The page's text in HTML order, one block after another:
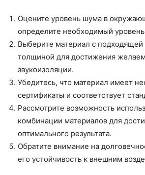
Оцените уровень шума в
определите необходимый уровень
Выберите материал с подходящей
толщиной для достижения
звукоизоляции.
Убедитесь, что материал имеет
сертификаты и соответствует
Рассмотрите возможность
комбинации материалов для
оптимального результата.
Обратите внимание на
его устойчивость к внешним